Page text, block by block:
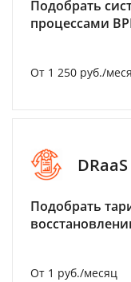
Подобрать
процессами
От 1 250 руб./
DRaaS
Подобрать
От 1 руб./месяц